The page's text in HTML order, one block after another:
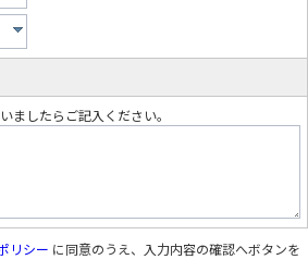
ましたらご記入ください。
リシー に同意のうえ、入力内容の確認へボタンを